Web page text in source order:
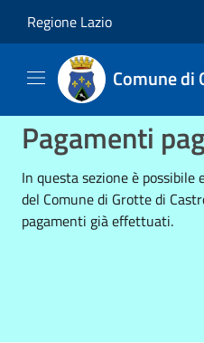
Regione Lazio
Comune di
Pagamenti
In questa sezione è
del Comune di Grotte di
pagamenti già effettuati.